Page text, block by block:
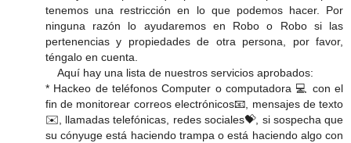
tenemos una restricción en lo que podemos hacer. Por
ninguna razón lo ayudaremos en Robo o Robo si las
pertenencias y propiedades de otra persona, por favor,
téngalo en cuenta.
Aquí hay una lista de nuestros servicios aprobados:
* Hackeo de teléfonos Computer o computadora 💻 con el
fin de monitorear correos electrónicos📧, mensajes de texto
✉️, llamadas telefónicas, redes sociales💝, si sospecha que
su cónyuge está haciendo trampa o está haciendo algo con